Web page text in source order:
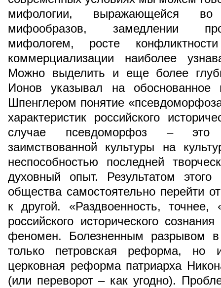
мифологии, выражающейся во
мифообразов, замедлении
мифологем, росте
коммерциализации наиболее
Можно выделить и еще более
Ионов указывал на
Шпенглером понятие
характеристик российского
случае псевдоморфоз – это
заимствованной культуры на
неспособностью последней
духовный опыт. Результатом этого
общества самостоятельно перейти
к другой. «Раздвоенность, точнее,
российского исторического
феномен. Болезненным разрывом
только петровская реформа, но
церковная реформа патриарха
(или переворот – как угодно).